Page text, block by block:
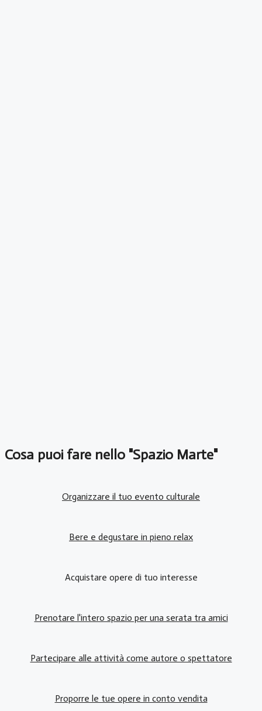
Cosa puoi fare nello "Spazio Marte"
Organizzare il tuo evento culturale
Bere e degustare in pieno relax
Acquistare opere di tuo interesse
Prenotare l'intero spazio per una serata tra amici
Partecipare alle attività come autore o spettatore
Proporre le tue opere in conto vendita